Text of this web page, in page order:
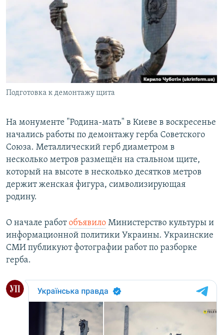
РАСПИСАНИЕ ВЕЩАНИЯ
ПОДПИШИТЕСЬ НА РАССЫЛКУ
СОЦИАЛЬНЫЕ СЕТИ
Все сайты РСЕ/РС
Подготовка к демонтажу щита
На монументе "Родина-мать" в Киеве в воскресенье
начались работы по демонтажу герба Советского
Союза. Металлический герб диаметром в
несколько метров размещён на стальном щите,
который на высоте в несколько десятков метров
держит женская фигура, символизирующая
родину.
О начале работобъявило Министерство культуры и
информационной политики Украины. Украинские
СМИ публикуют фотографии работ по разборке
герба.